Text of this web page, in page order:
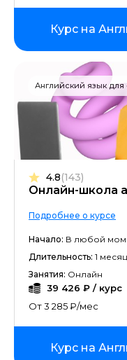
Курс на
Английский язык для
Онлайн-школа
4.8(143)
Подробнее о курсе
Начало: В любой
Длительность: 1 месяц
Занятия: Онлайн
39 426 ₽ / курс
От 3 285 ₽/мес
Курс на